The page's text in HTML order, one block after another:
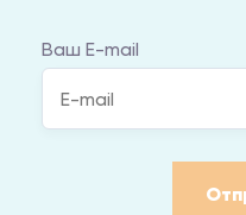
Ваш E-mail